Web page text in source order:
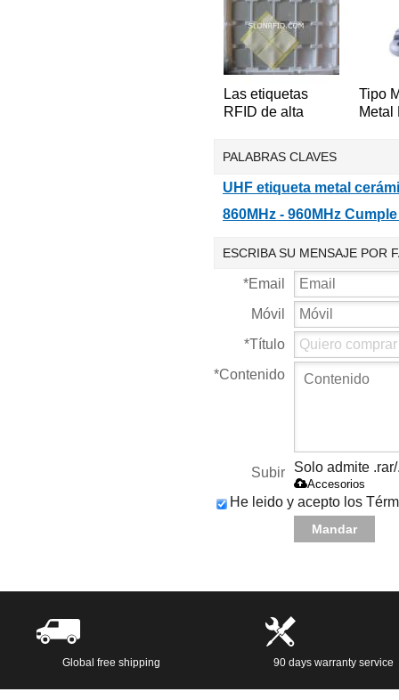
Las etiquetas
RFID de alta
SF0018
Tipo
Metal
PALABRAS CLAVES
UHF etiqueta metal
860MHz - 960MHz
ESCRIBA SU MENSAJE POR
*Email
Móvil
*Título
*Contenido
Subir Solo admite
Accesorios
He leido y acepto los
Mandar
Global free shipping 90 days warranty service